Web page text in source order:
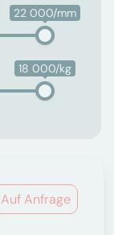
22 000/mm
18 000/kg
Auf Anfrage